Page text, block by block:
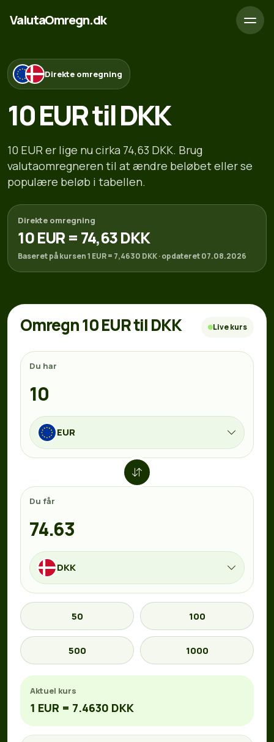
ValutaOmregn.dk
Direkte omregning
10 EUR til DKK
10 EUR er lige nu cirka 74,63 DKK. Brug
valutaomregneren til at ændre beløbet eller se
populære beløb i tabellen.
Direkte omregning
10 EUR = 74,63 DKK
Baseret på kursen 1 EUR = 7,4630 DKK · opdateret 07.08.2026
Omregn 10 EUR til DKK Live kurs
Du har
EUR
Du får
DKK
50 100
500 1000
Aktuel kurs
1 EUR = 7.4630 DKK